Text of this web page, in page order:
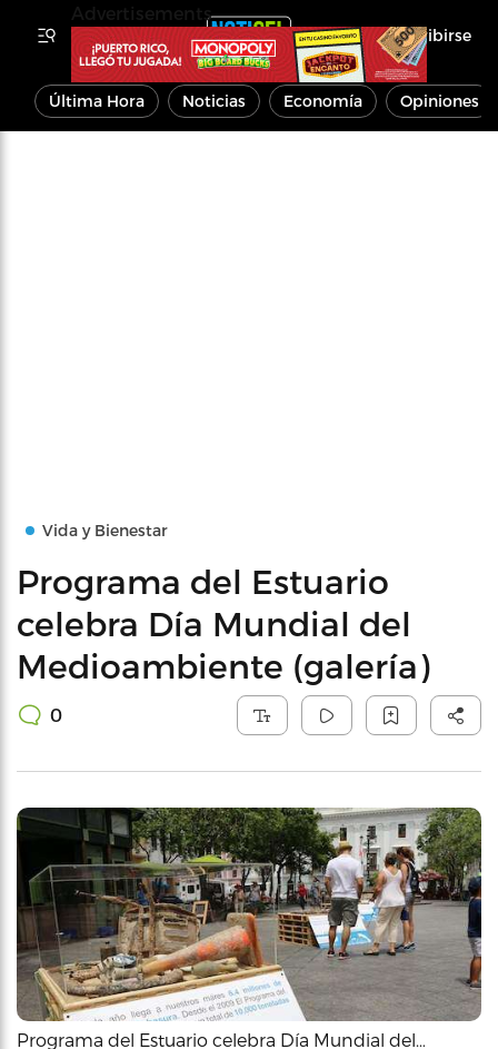
Inscribirse
Última Hora Noticias Economía Opiniones
Vida y Bienestar
Programa del Estuario
celebra Día Mundial del
Medioambiente (galería)
0
Programa del Estuario celebra Día Mundial del…
Advertisements